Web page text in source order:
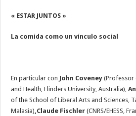
« ESTAR JUNTOS »
La comida como un vínculo social
En particular con John Coveney (Professor
and Health, Flinders University, Australia),
of the School of Liberal Arts and Sciences,
Malasia),Claude Fischler(CNRS/EHESS,